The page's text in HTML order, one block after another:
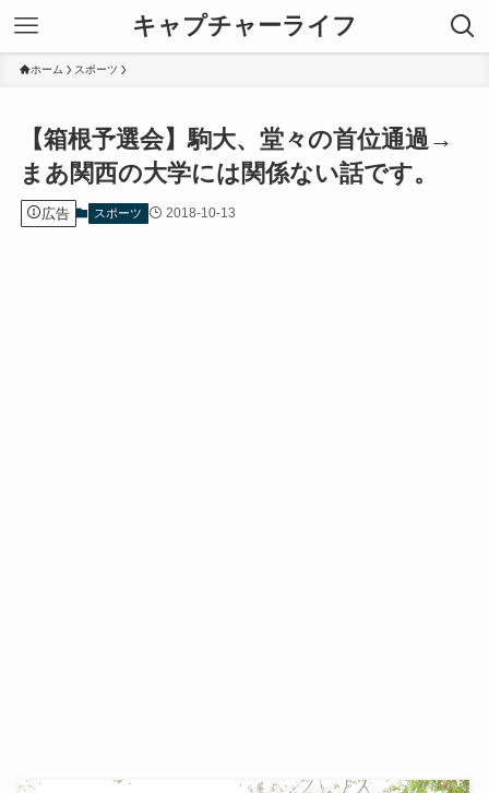
キャプチャーライフ
ホーム スポーツ
【箱根予選会】駒大、堂々の首位通過→
まあ関西の大学には関係ない話です。
広告 スポーツ 2018-10-13